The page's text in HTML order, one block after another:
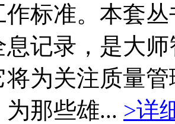
作标准。本套
息记录，是大
将为关注质量
为那些雄... >详